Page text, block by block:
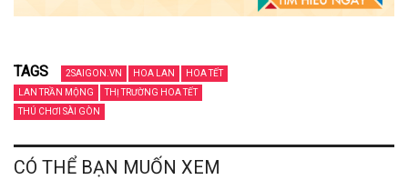
TAGS 2SAIGON.VN HOA LAN
HOA TẾT
LAN TRẦN MỘNG
THỊ TRƯỜNG HOA TẾT
THÚ CHƠI SÀI GÒN
CÓ THỂ BẠN MUỐN XEM